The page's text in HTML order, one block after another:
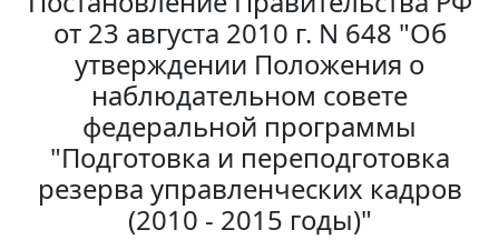
от 23 августа 2010 г. N 648 "Об
утверждении Положения о
наблюдательном совете
федеральной программы
"Подготовка и переподготовка
резерва управленческих кадров
(2010 - 2015 годы)"